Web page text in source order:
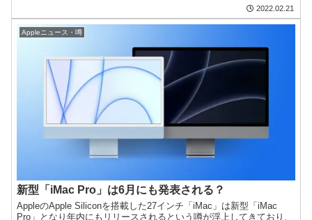
2022.02.21
Appleニュース・噂
新型「iMac Pro」は6月にも発表される？
AppleのApple Siliconを搭載した27インチ「iMac」は新型「iMac
Pro」となり年内にもリリースされるという噂が浮上してきており、